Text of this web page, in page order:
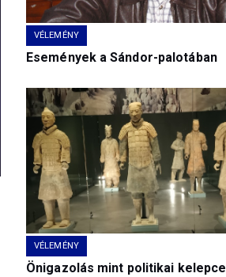
VÉLEMÉNY
Események a Sándor-palotában
VÉLEMÉNY
Önigazolás mint politikai kelepce